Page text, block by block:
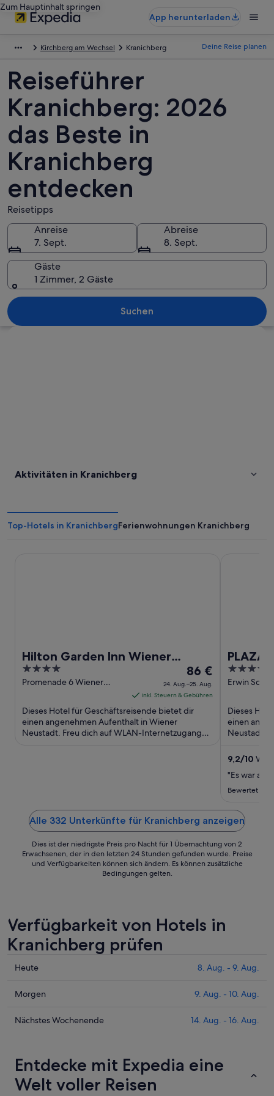
Zum Hauptinhalt springen
App herunterladen
Kirchberg am Wechsel Kranichberg Deine Reise planen
Reiseführer
Kranichberg: 2026
das Beste in
Kranichberg
entdecken
Reisetipps
Anreise
7. Sept.
Abreise
8. Sept.
Gäste
1 Zimmer, 2 Gäste
Suchen
Aktivitäten in Kranichberg
Top-Hotels in KranichbergFerienwohnungen Kranichberg
Hilton Garden Inn Wiener
Neustadt
4
out
5
Promenade 6 Wiener
Der
Preis
beträgt
86 €
Nacht
25.
Aug.
86 €
24. Aug.–25. Aug.
inkl. Steuern & Gebühren
Dieses Hotel für Geschäftsreisende bietet dir
einen angenehmen Aufenthalt in Wiener
Neustadt. Freu dich auf WLAN-Internetzugang
PLAZA
BW
3.5
out
5
Erwin
Dieses
einen
Neustadt.
9,2/10
"Es war
Bewertet am
Alle 332 Unterkünfte für Kranichberg anzeigen
Dies ist der niedrigste Preis pro Nacht für 1 Übernachtung von 2
Erwachsenen, der in den letzten 24 Stunden gefunden wurde. Preise
und Verfügbarkeiten können sich ändern. Es können zusätzliche
Bedingungen gelten.
Verfügbarkeit von Hotels in
Kranichberg prüfen
Prüfe
Preise
Kranichberg
8.
Aug.
-
Heute 8. Aug. - 9. Aug.
Prüfe
Preise
morgen
Nacht,
9.
Morgen 9. Aug. - 10. Aug.
Prüfe
für
Kranichberg
am
Nächstes Wochenende 14. Aug. - 16. Aug.
Entdecke mit Expedia eine
Welt voller Reisen